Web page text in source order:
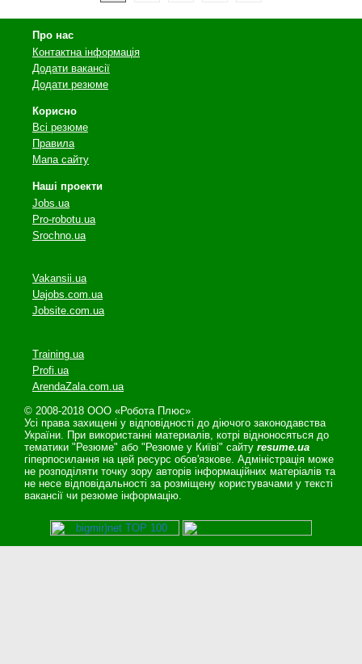
Про нас
Контактна інформація
Додати вакансії
Додати резюме
Корисно
Всі резюме
Правила
Мапа сайту
Наші проекти
Jobs.ua
Pro-robotu.ua
Srochno.ua
Vakansii.ua
Uajobs.com.ua
Jobsite.com.ua
Training.ua
Profi.ua
ArendaZala.com.ua
© 2008-2018 ООО «Робота Плюс»
Усі права захищені у відповідності до діючого законодавства
України. При використанні материалів, котрі відноносяться до
тематики "Резюме" або "Резюме у Київі" сайту resume.ua
гіперпосилання на цей ресурс обов'язкове. Адміністрація може
не розподіляти точку зору авторів інформаційних матеріалів та
не несе відповідальності за розміщену користувачами у тексті
вакансії чи резюме інформацію.